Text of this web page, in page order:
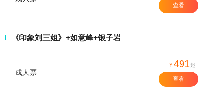
查看
《印象刘三姐》+如意峰+银子岩
成人票
¥491 起
查看